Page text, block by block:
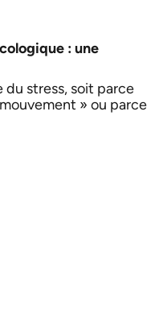
: une
du stress, soit parce
» ou parce